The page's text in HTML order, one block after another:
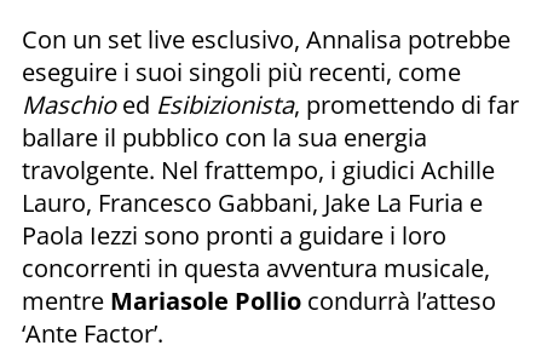
Con un set live esclusivo, Annalisa potrebbe
eseguire i suoi singoli più recenti, come
Maschioed Esibizionista, promettendo di far
ballare il pubblico con la sua energia
travolgente. Nel frattempo, i giudici Achille
Lauro, Francesco Gabbani, Jake La Furia e
Paola Iezzi sono pronti a guidare i loro
concorrenti in questa avventura musicale,
mentre Mariasole Pollio condurrà l’atteso
‘Ante Factor’.